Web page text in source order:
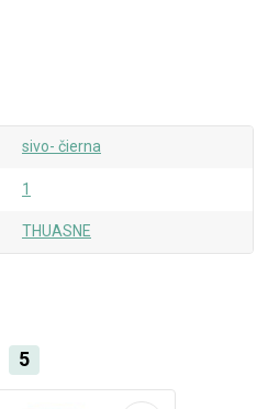
sivo- čierna
1
THUASNE
5